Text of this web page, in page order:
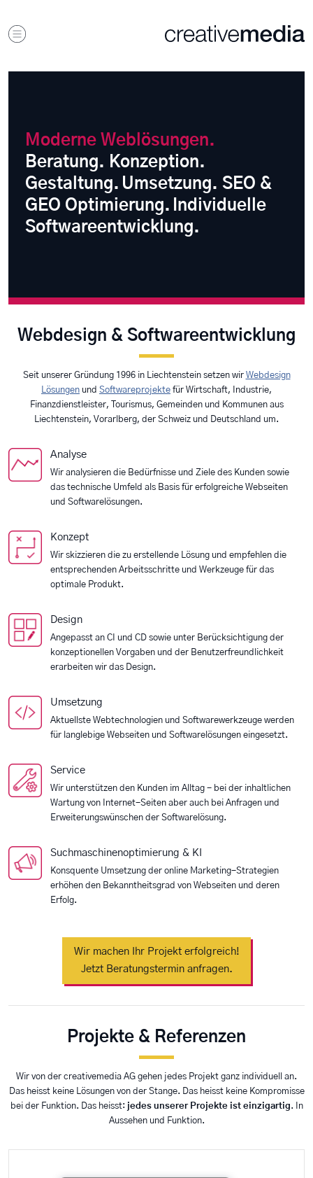
Moderne Weblösungen.
Beratung. Konzeption.
Gestaltung. Umsetzung. SEO &
GEO Optimierung. Individuelle
Softwareentwicklung.
Webdesign & Softwareentwicklung
Seit unserer Gründung 1996 in Liechtenstein setzen wir Webdesign
Lösungen und Softwareprojekte für Wirtschaft, Industrie,
Finanzdienstleister, Tourismus, Gemeinden und Kommunen aus
Liechtenstein, Vorarlberg, der Schweiz und Deutschland um.
Analyse
Wir analysieren die Bedürfnisse und Ziele des Kunden sowie
das technische Umfeld als Basis für erfolgreiche Webseiten
und Softwarelösungen.
Konzept
Wir skizzieren die zu erstellende Lösung und empfehlen die
entsprechenden Arbeitsschritte und Werkzeuge für das
optimale Produkt.
Design
Angepasst an CI und CD sowie unter Berücksichtigung der
konzeptionellen Vorgaben und der Benutzerfreundlichkeit
erarbeiten wir das Design.
Umsetzung
Aktuellste Webtechnologien und Softwarewerkzeuge werden
für langlebige Webseiten und Softwarelösungen eingesetzt.
Service
Wir unterstützen den Kunden im Alltag - bei der inhaltlichen
Wartung von Internet-Seiten aber auch bei Anfragen und
Erweiterungswünschen der Softwarelösung.
Suchmaschinenoptimierung & KI
Konsquente Umsetzung der online Marketing-Strategien
erhöhen den Bekanntheitsgrad von Webseiten und deren
Erfolg.
Wir machen Ihr Projekt erfolgreich!
Jetzt Beratungstermin anfragen.
Projekte & Referenzen
Wir von der creativemedia AG gehen jedes Projekt ganz individuell an.
Das heisst keine Lösungen von der Stange. Das heisst keine Kompromisse
bei der Funktion. Das heisst: jedes unserer Projekte ist einzigartig. In
Aussehen und Funktion.